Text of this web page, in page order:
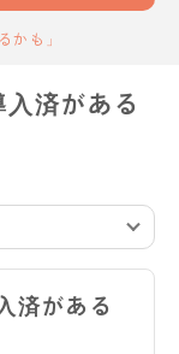
かも」
済がある
済がある